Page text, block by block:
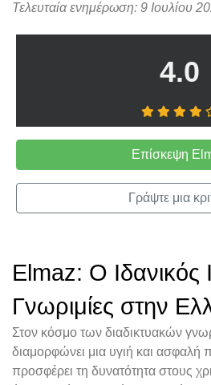
Τελευταία ενημέρωση: 9 Ιουλίου
4.0
Επίσκεψη
Γράψτε μια
Elmaz: Ο Ιδανικός
Γνωριμίες στην
Στον κόσμο των διαδικτυακών
διαμορφώνει μια υγιή και ασφαλή
προσφέρει τη δυνατότητα στους